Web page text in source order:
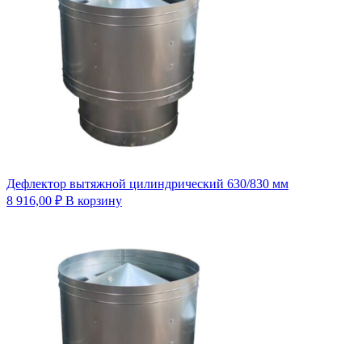
Дефлектор вытяжной цилиндрический 630/830 мм
8 916,00 ₽ В корзину